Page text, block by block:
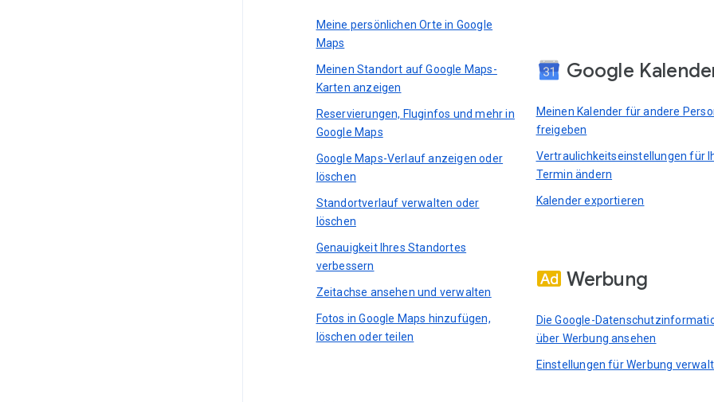
Meine persönlichen Orte in Google
Maps
Meinen Standort auf Google Maps-
Karten anzeigen
Reservierungen, Fluginfos und mehr in
Google Maps
Google Maps-Verlauf anzeigen oder
löschen
Standortverlauf verwalten oder
löschen
Genauigkeit Ihres Standortes
verbessern
Zeitachse ansehen und verwalten
Fotos in Google Maps hinzufügen,
löschen oder teilen
Google
Meinen Kalender für andere
freigeben
Vertraulichkeitseinstellungen für
Termin ändern
Kalender exportieren
Werbung
Die Google-
über Werbung ansehen
Einstellungen für Werbung